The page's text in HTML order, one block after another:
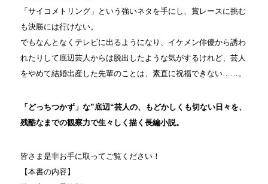
「サイコメトリング」という強いネタを手にし、賞レースに挑む
も決勝には行けない。
でもなんとなくテレビに出るようになり、イケメン俳優から誘わ
れたりして底辺芸人からは脱出したような気がするけれど、芸人
をやめて結婚出産した先輩のことは、素直に祝福できない……。
「どっちつかず」な”底辺“芸人の、もどかしくも切ない日々を、
残酷なまでの観察力で生々しく描く長編小説。
皆さま是非お手に取ってご覧ください！
【本書の内容】